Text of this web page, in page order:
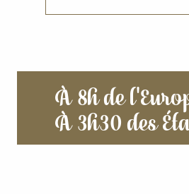
À 8h de
À 3h30 des